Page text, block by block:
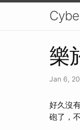
樂
Jan 6,
好久沒
砲了，